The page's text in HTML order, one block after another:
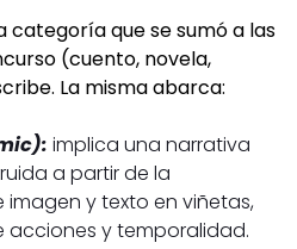
categoría que se sumó a las
(cuento, novela,
La misma abarca:
implica una narrativa
a partir de la
y texto en viñetas,
acciones y temporalidad.